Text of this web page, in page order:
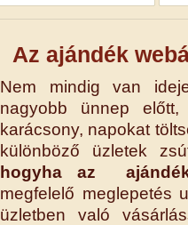
Az ajándék
Nem mindig van
nagyobb ünnep
karácsony, napokat
különböző üzletek
hogyha az
megfelelő meglepetés
üzletben való